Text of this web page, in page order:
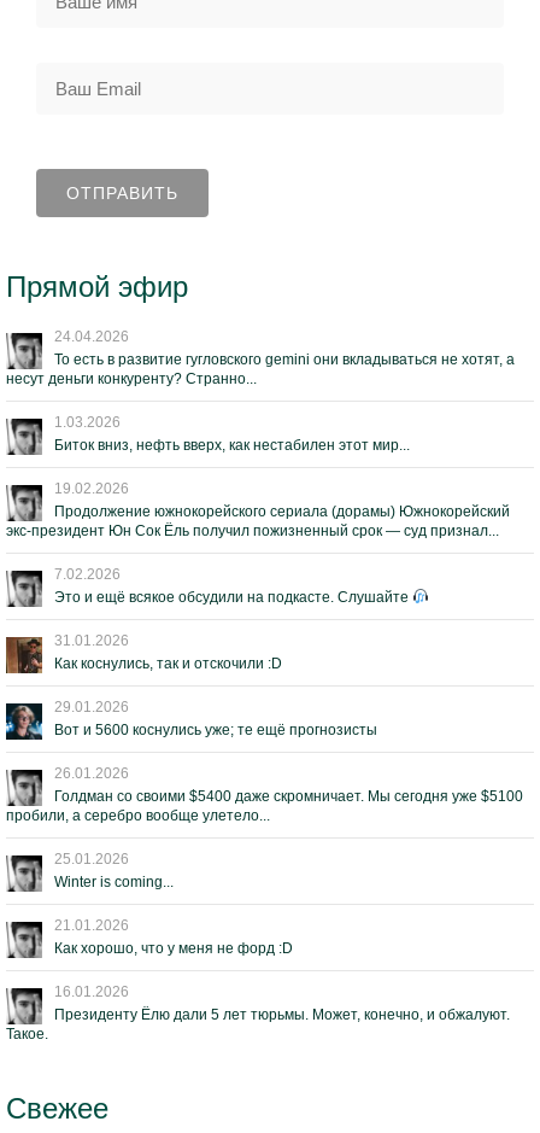
Прямой эфир
24.04.2026
То есть в развитие гугловского gemini они вкладываться не хотят, а
несут деньги конкуренту? Странно...
1.03.2026
Биток вниз, нефть вверх, как нестабилен этот мир...
19.02.2026
Продолжение южнокорейского сериала (дорамы) Южнокорейский
экс-президент Юн Сок Ёль получил пожизненный срок — суд признал...
7.02.2026
Это и ещё всякое обсудили на подкасте. Слушайте
31.01.2026
Как коснулись, так и отскочили :D
29.01.2026
Вот и 5600 коснулись уже; те ещё прогнозисты
26.01.2026
Голдман со своими $5400 даже скромничает. Мы сегодня уже $5100
пробили, а серебро вообще улетело...
25.01.2026
Winter is coming...
21.01.2026
Как хорошо, что у меня не форд :D
16.01.2026
Президенту Ёлю дали 5 лет тюрьмы. Может, конечно, и обжалуют.
Такое.
Свежее